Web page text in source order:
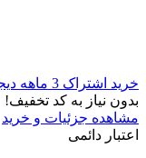
خرید اشتراک 3 ماهه دیجی پلاس با 42% تخفیف
بدون نیاز به کد تخفیف!
مشاهده جزئیات و خرید
اعتبار دائمی